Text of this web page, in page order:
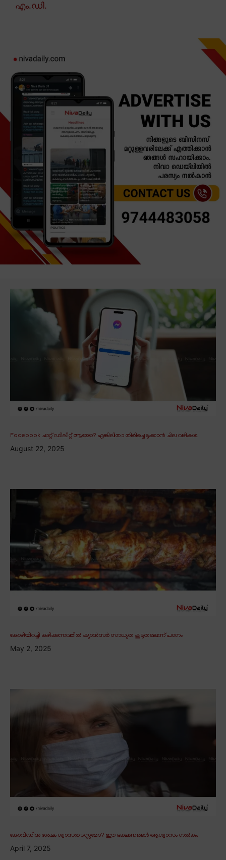
എം.ഡി.
Facebook ചാറ്റ് ഡിലീറ്റ് ആയോ? എങ്കിലിതാ തിരിച്ചെടുക്കാൻ ചില വഴികൾ!
August 22, 2025
കോഴിയിറച്ചി കഴിക്കുന്നവരിൽ ക്യാൻസർ സാധ്യത കൂടുതലെന്ന് പഠനം
May 2, 2025
കോവിഡിനു ശേഷം ശ്വാസതടസ്സമോ? ഈ ഭക്ഷണങ്ങൾ ആശ്വാസം നൽകും
April 7, 2025